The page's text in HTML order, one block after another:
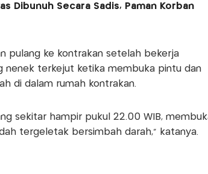
Dibunuh Secara Sadis, Paman Korban
pulang ke kontrakan setelah bekerja
nenek terkejut ketika membuka pintu dan
di dalam rumah kontrakan.
sekitar hampir pukul 22.00 WIB,
tergeletak bersimbah darah," katanya.